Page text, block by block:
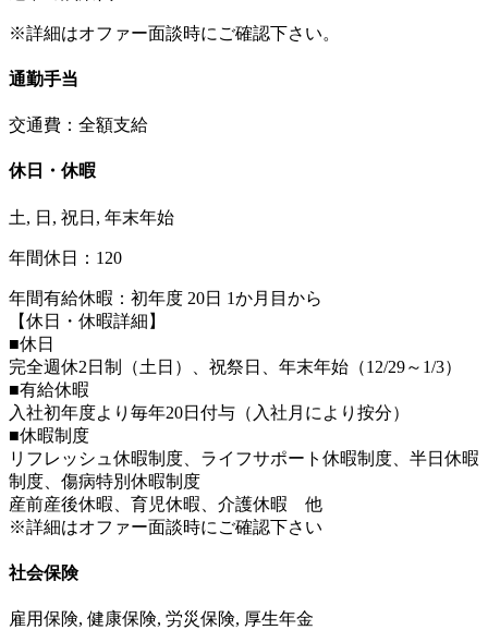
※詳細はオファー面談時にご確認下さい。
通勤手当
交通費：全額支給
休日・休暇
土, 日, 祝日, 年末年始
年間休日：120
年間有給休暇：初年度 20日 1か月目から
【休日・休暇詳細】
■休日
完全週休2日制（土日）、祝祭日、年末年始（12/29～1/3）
■有給休暇
入社初年度より毎年20日付与（入社月により按分）
■休暇制度
リフレッシュ休暇制度、ライフサポート休暇制度、半日休暇
制度、傷病特別休暇制度
産前産後休暇、育児休暇、介護休暇 他
※詳細はオファー面談時にご確認下さい
社会保険
雇用保険, 健康保険, 労災保険, 厚生年金